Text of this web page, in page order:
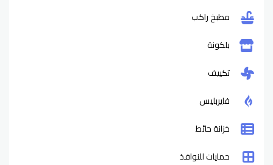
مطبخ راكب
بلكونة
تكييف
فايربليس
خزانة حائط
حمايات للنوافذ